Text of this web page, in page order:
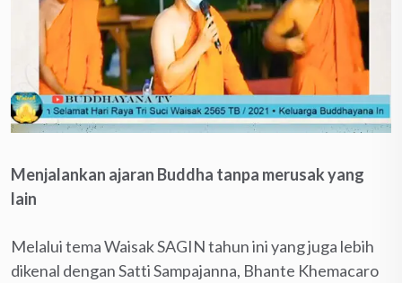
Menjalankan ajaran Buddha tanpa merusak yang
lain
Melalui tema Waisak SAGIN tahun ini yang juga lebih
dikenal dengan Satti Sampajanna, Bhante Khemacaro